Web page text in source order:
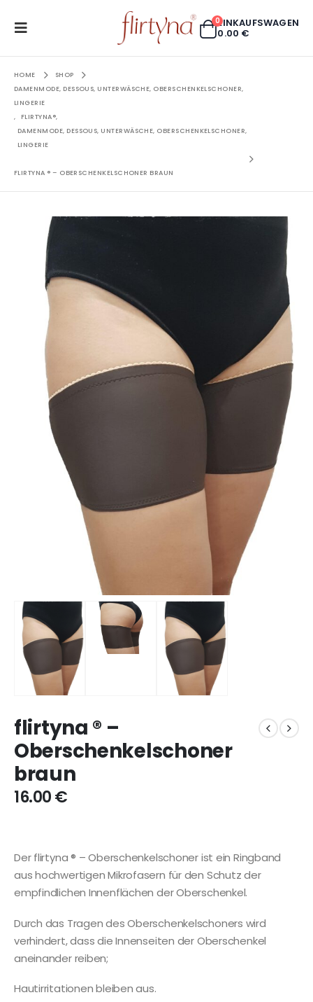
0EINKAUFSWAGEN
0.00 €
HOME
SHOP
DAMENMODE, DESSOUS, UNTERWÄSCHE, OBERSCHENKELSCHONER,
LINGERIE
,
FLIRTYNA®,
DAMENMODE, DESSOUS, UNTERWÄSCHE, OBERSCHENKELSCHONER,
LINGERIE
FLIRTYNA ® – OBERSCHENKELSCHONER BRAUN
flirtyna ® –
Oberschenkelschoner
braun
16.00€
Der flirtyna ® – Oberschenkelschoner ist ein Ringband
aus hochwertigen Mikrofasern für den Schutz der
empfindlichen Innenflächen der Oberschenkel.
Durch das Tragen des Oberschenkelschoners wird
verhindert, dass die Innenseiten der Oberschenkel
aneinander reiben;
Hautirritationen bleiben aus.